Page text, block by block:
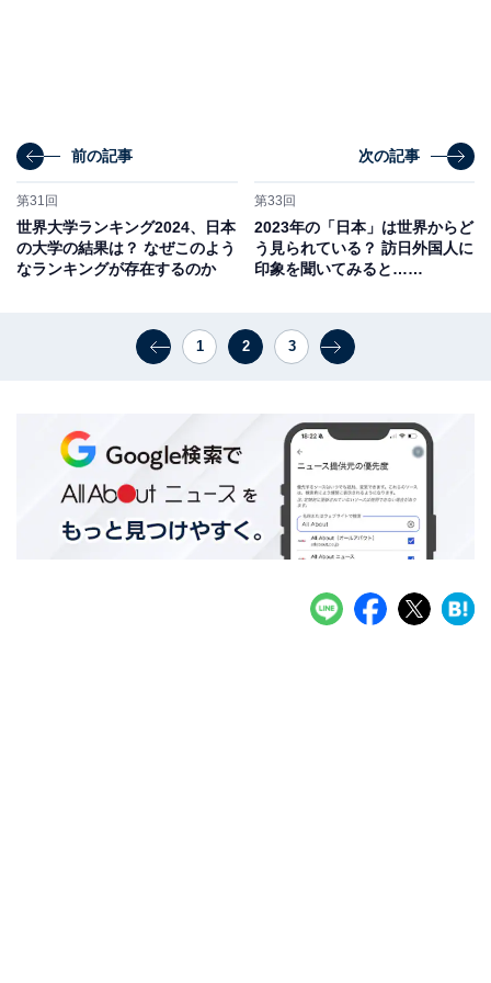
前の記事
第31回
世界大学ランキング2024、日本
の大学の結果は？ なぜこのよう
なランキングが存在するのか
次の記事
第33回
2023年の「日本」は世界からど
う見られている？ 訪日外国人に
印象を聞いてみると……
1 2 3